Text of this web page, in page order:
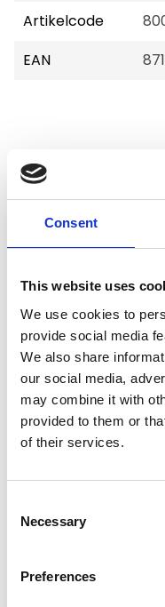
Consent
This website uses
We use cookies to
provide social media
We also share
our social media,
may combine it with
provided to them or
of their services.
Selection
Necessary
Preferences
Artikelcode
EAN
Merk:
CaroCroc
€11,90
Niet op voorraad
Voor 15.00 uur
Verzending